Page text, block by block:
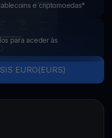
e criptomoedas*
para aceder às
EURO(EURS)